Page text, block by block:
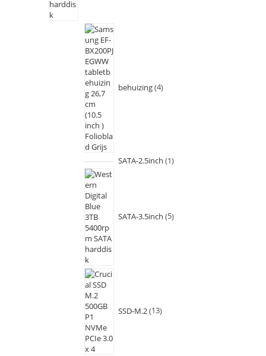
behuizing 4
SATA-2.5inch 1
SATA-3.5inch 5
SSD-M.2 13